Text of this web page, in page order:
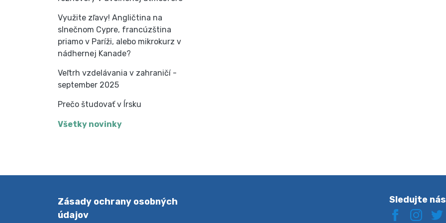
Využite zľavy! Angličtina na
slnečnom Cypre, francúzština
priamo v Paríži, alebo mikrokurz v
nádhernej Kanade?
Veľtrh vzdelávania v zahraničí -
september 2025
Prečo študovať v Írsku
Všetky novinky
Zásady ochrany osobných
údajov
Sledujte nás